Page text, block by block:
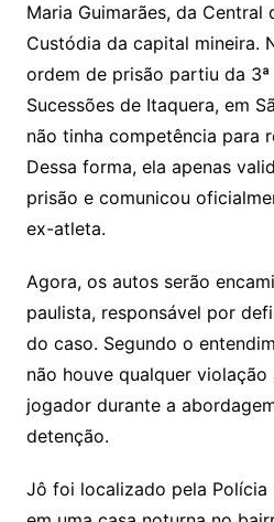
Maria Guimarães, da Central
Custódia da capital mineira.
ordem de prisão partiu da 3ª
Sucessões de Itaquera, em
não tinha competência para
Dessa forma, ela apenas
prisão e comunicou
ex-atleta.
Agora, os autos serão
paulista, responsável por
do caso. Segundo o
não houve qualquer
jogador durante a
detenção.
Jô foi localizado pela Polícia